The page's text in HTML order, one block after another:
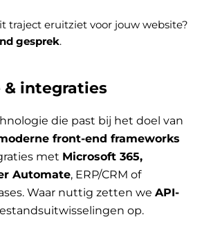
traject eruitziet voor jouw website?
gesprek.
& integraties
die past bij het doel van
front-end frameworks
met Microsoft 365,
Automate, ERP/CRM of
Waar nuttig zetten we API-
op.